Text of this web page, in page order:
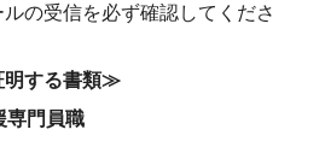
の受信を必ず確認してくださ
する書類≫
専門員職